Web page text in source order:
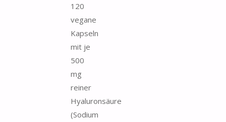
120
vegane
Kapseln
mit je
500
mg
reiner
Hyaluronsäure
(Sodium